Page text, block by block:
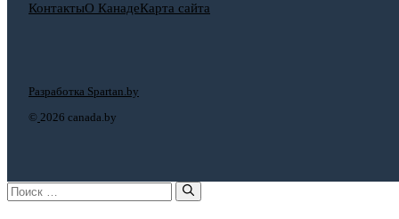
КонтактыО КанадеКарта сайта
© 2026 canada.by
Разработка Spartan.by
Поиск: